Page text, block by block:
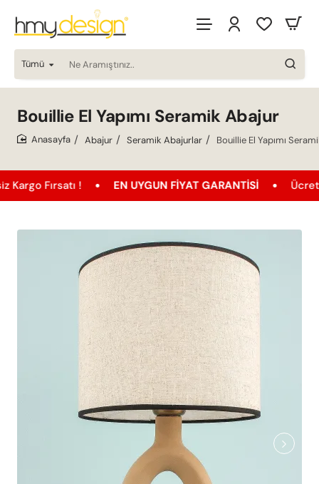
Tümü
Ne
Aramıştınız..
Bouillie El Yapımı Seramik Abajur
Abajur Seramik Abajurlar Bouillie El Yapımı
! EN UYGUN FIYAT GARANTISI Ücretsiz